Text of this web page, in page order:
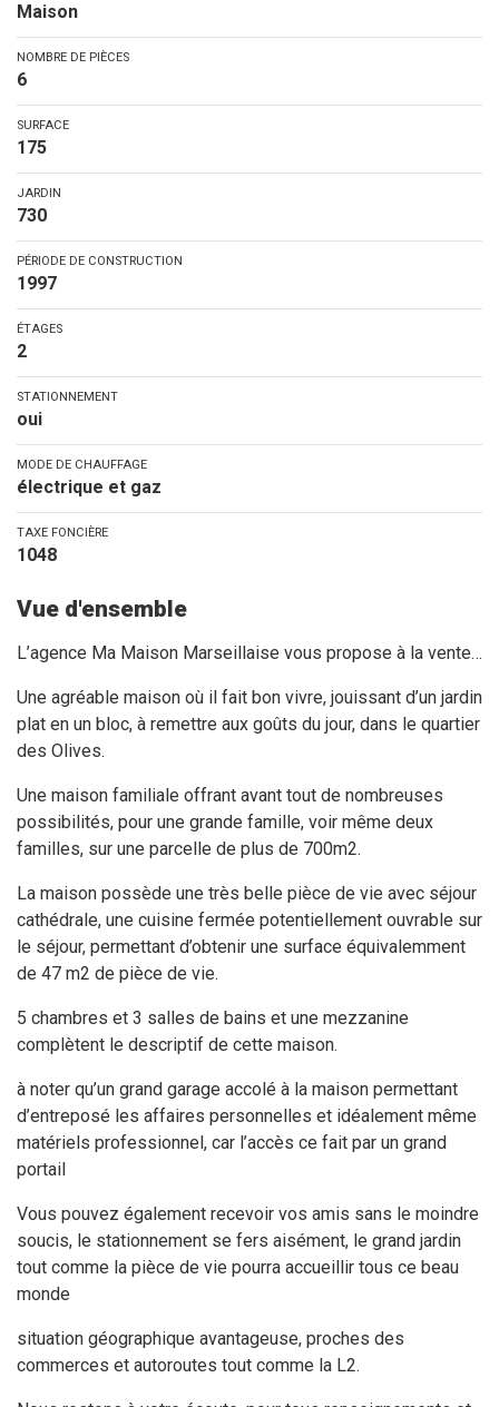
Maison
NOMBRE DE PIÈCES
6
SURFACE
175
JARDIN
730
PÉRIODE DE CONSTRUCTION
1997
ÉTAGES
2
STATIONNEMENT
oui
MODE DE CHAUFFAGE
électrique et gaz
TAXE FONCIÈRE
1048
Vue d'ensemble
L’agence Ma Maison Marseillaise vous propose à la vente…
Une agréable maison où il fait bon vivre, jouissant d’un jardin
plat en un bloc, à remettre aux goûts du jour, dans le quartier
des Olives.
Une maison familiale offrant avant tout de nombreuses
possibilités, pour une grande famille, voir même deux
familles, sur une parcelle de plus de 700m2.
La maison possède une très belle pièce de vie avec séjour
cathédrale, une cuisine fermée potentiellement ouvrable sur
le séjour, permettant d’obtenir une surface équivalemment
de 47 m2 de pièce de vie.
5 chambres et 3 salles de bains et une mezzanine
complètent le descriptif de cette maison.
à noter qu’un grand garage accolé à la maison permettant
d’entreposé les affaires personnelles et idéalement même
matériels professionnel, car l’accès ce fait par un grand
portail
Vous pouvez également recevoir vos amis sans le moindre
soucis, le stationnement se fers aisément, le grand jardin
tout comme la pièce de vie pourra accueillir tous ce beau
monde
situation géographique avantageuse, proches des
commerces et autoroutes tout comme la L2.